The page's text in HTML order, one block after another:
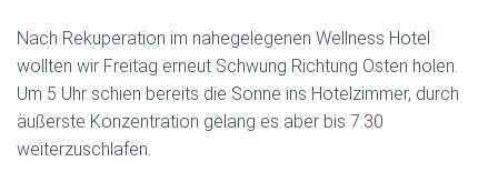
Nach Rekuperation im nahegelegenen Wellness Hotel
wollten wir Freitag erneut Schwung Richtung Osten holen.
Um 5 Uhr schien bereits die Sonne ins Hotelzimmer, durch
äußerste Konzentration gelang es aber bis 7:30
weiterzuschlafen.